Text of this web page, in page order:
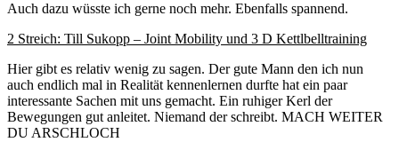
Auch dazu wüsste ich gerne noch mehr. Ebenfalls spannend.
2 Streich: Till Sukopp – Joint Mobility und 3 D Kettlbelltraining
Hier gibt es relativ wenig zu sagen. Der gute Mann den ich nun
auch endlich mal in Realität kennenlernen durfte hat ein paar
interessante Sachen mit uns gemacht. Ein ruhiger Kerl der
Bewegungen gut anleitet. Niemand der schreibt. MACH WEITER
DU ARSCHLOCH